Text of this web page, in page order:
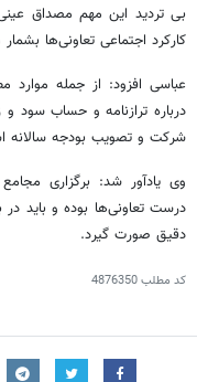
بی تردید این مهم مصداق
کارکرد اجتماعی تعاونی‌ها بشمار
عباسی افزود: از جمله
درباره ترازنامه و حساب سود
شرکت و تصویب بودجه سالانه
وی یادآور شد: برگزاری
درست تعاونی‌ها بوده و باید
دقیق صورت گیرد.
کد مطلب4876350